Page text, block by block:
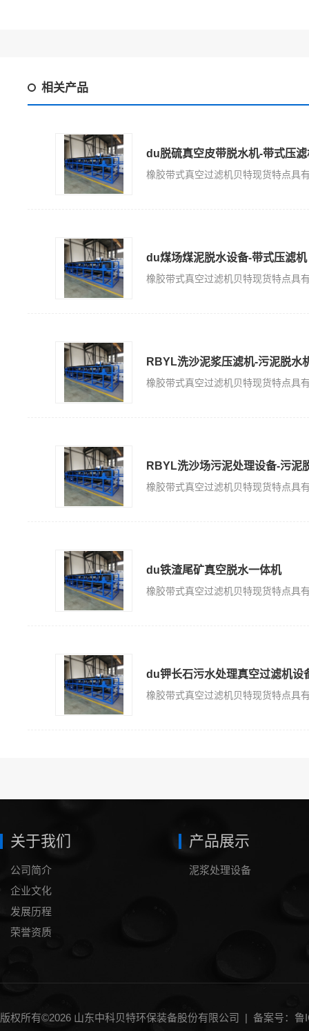
相关产品
du脱硫真空皮带脱水机-带式压滤
du煤场煤泥脱水设备-带式压滤机
RBYL洗沙泥浆压滤机-污泥脱水
RBYL洗沙场污泥处理设备-污泥
du铁渣尾矿真空脱水一体机
du钾长石污水处理真空过滤机设
关于我们
公司简介
企业文化
发展历程
荣誉资质
产品展示
泥浆处理设备
版权所有©2026 山东中科贝特环保装备股份有限公司 | 备案号：鲁